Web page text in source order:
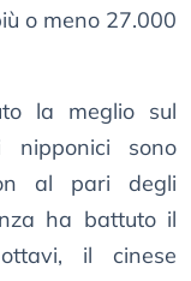
o meno 27.000
la meglio sul
sono
al pari degli
ha battuto il
il cinese